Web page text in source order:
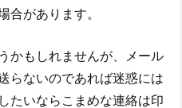
合があります。
かもしれませんが、メール
らないのであれば迷惑には
たいならこまめな連絡は印